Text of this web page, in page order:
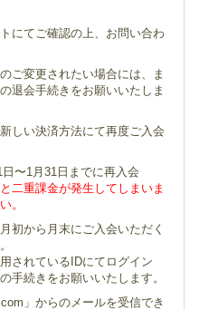
にてご確認の上、お問い合わ
ご変更されたい場合には、ま
退会手続きをお願いいたしま
しい決済方法にて再度ご入会
〜1月31日までに再入会
二重課金が発生してしまいま
。
初から月末にご入会いただく
されているIDにてログイン
手続きをお願いいたします。
」からのメールを受信でき